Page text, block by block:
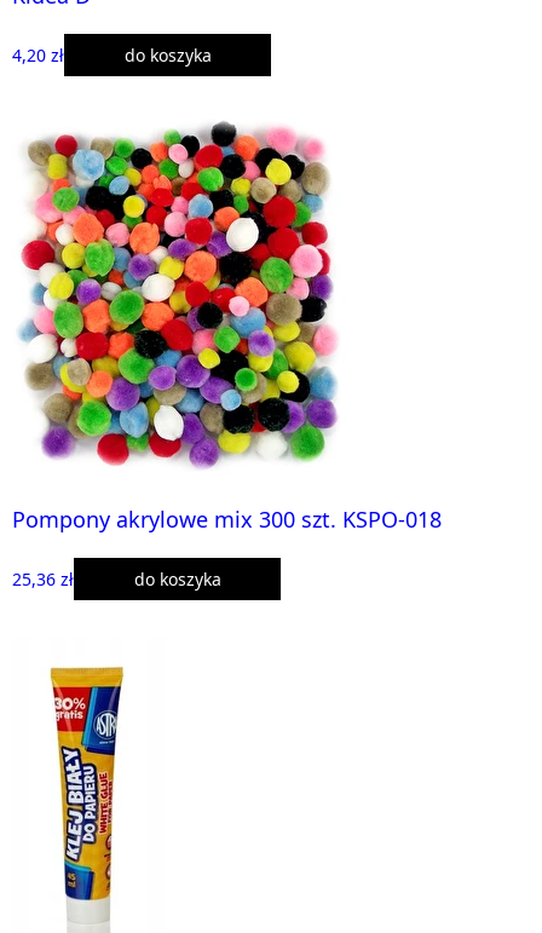
4,20 zł do koszyka
Pompony akrylowe mix 300 szt. KSPO-018
25,36 zł do koszyka